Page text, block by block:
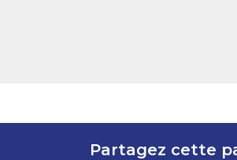
Partagez cette